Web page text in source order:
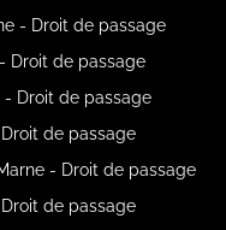
- Droit de passage
Droit de passage
- Droit de passage
de passage
- Droit de passage
de passage